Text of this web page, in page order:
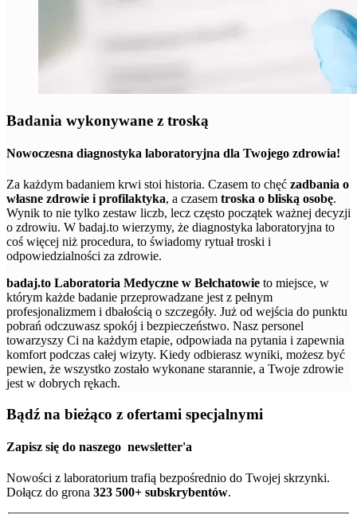
Badania wykonywane z troską
Nowoczesna diagnostyka laboratoryjna dla Twojego zdrowia!
Za każdym badaniem krwi stoi historia. Czasem to chęć zadbania o
własne zdrowie i profilaktyka, a czasem troska o bliską osobę.
Wynik to nie tylko zestaw liczb, lecz często początek ważnej decyzji
o zdrowiu. W badaj.to wierzymy, że diagnostyka laboratoryjna to
coś więcej niż procedura, to świadomy rytuał troski i
odpowiedzialności za zdrowie.
badaj.to Laboratoria Medyczne w Bełchatowie to miejsce, w
którym każde badanie przeprowadzane jest z pełnym
profesjonalizmem i dbałością o szczegóły. Już od wejścia do punktu
pobrań odczuwasz spokój i bezpieczeństwo. Nasz personel
towarzyszy Ci na każdym etapie, odpowiada na pytania i zapewnia
komfort podczas całej wizyty. Kiedy odbierasz wyniki, możesz być
pewien, że wszystko zostało wykonane starannie, a Twoje zdrowie
jest w dobrych rękach.
Bądź na bieżąco z ofertami specjalnymi
Zapisz się do naszego newsletter'a
Nowości z laboratorium trafią bezpośrednio do Twojej skrzynki.
Dołącz do grona 323 500+ subskrybentów.